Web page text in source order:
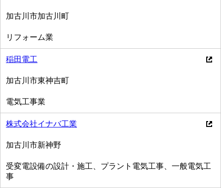
加古川市加古川町
リフォーム業
稲田電工
加古川市東神吉町
電気工事業
株式会社イナバ工業
加古川市新神野
受変電設備の設計・施工、プラント電気工事、一般電気工
事